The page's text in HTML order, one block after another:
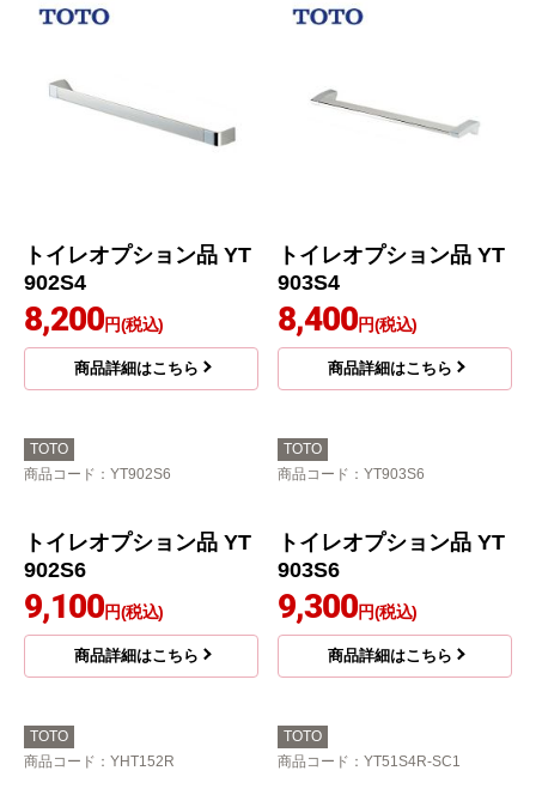
トイレオプション品 YT
902S4
8,200円(税込)
商品詳細はこちら
トイレオプション品 YT
903S4
8,400円(税込)
商品詳細はこちら
TOTO
商品コード ：YT902S6
トイレオプション品 YT
902S6
TOTO
商品コード ：YT903S6
トイレオプション品 YT
903S6